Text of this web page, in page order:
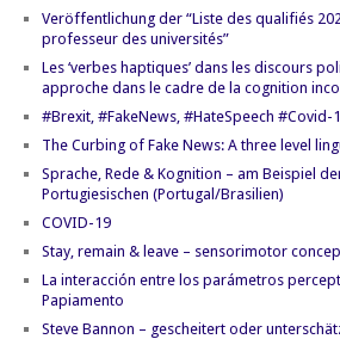
Veröffentlichung der “Liste des qualifiés
professeur des universités”
Les ‘verbes haptiques’ dans les discours
approche dans le cadre de la cognition
#Brexit, #FakeNews, #HateSpeech #Covid-
The Curbing of Fake News: A three level
Sprache, Rede & Kognition – am Beispiel
Portugiesischen (Portugal/Brasilien)
COVID-19
Stay, remain & leave – sensorimotor
La interacción entre los parámetros
Papiamento
Steve Bannon – gescheitert oder